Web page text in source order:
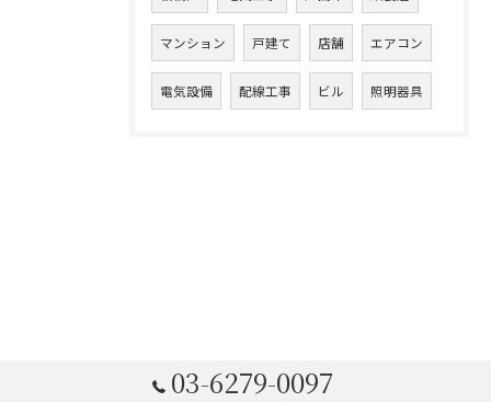
マンション 戸建て 店舗 エアコン
電気設備 配線工事 ビル 照明器具
03-6279-0097